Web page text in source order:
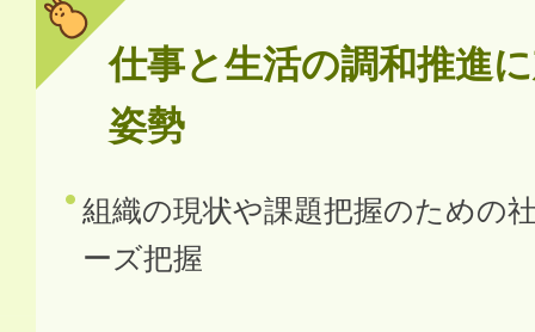
仕事と生活の調和推進
姿勢
組織の現状や課題把握のための
ーズ把握